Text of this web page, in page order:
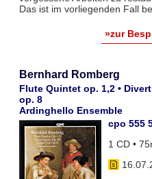
Das ist im vorliegenden Fall
»zur
Bernhard Romberg
Flute Quintet op. 1,2 •
op. 8
Ardinghello Ensemble
cpo 555
1 CD •